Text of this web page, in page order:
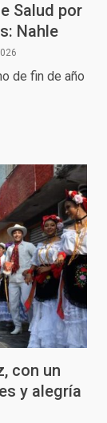
Salud por
Nahle
de fin de año
con un
y alegría